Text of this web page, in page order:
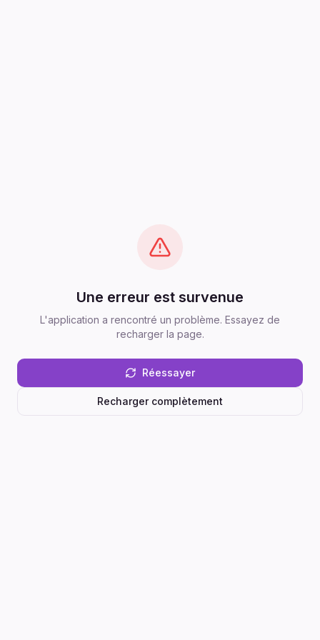
Une erreur est survenue
L'application a rencontré un problème. Essayez de
recharger la page.
Réessayer
Recharger complètement